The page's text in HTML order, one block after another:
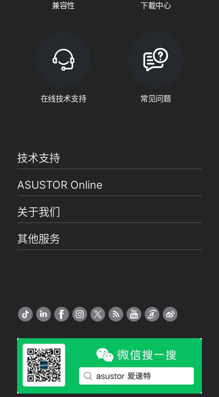
兼容性 下載中心
在线技术支持 常见问题
技术支持
ASUSTOR Online
关于我们
其他服务